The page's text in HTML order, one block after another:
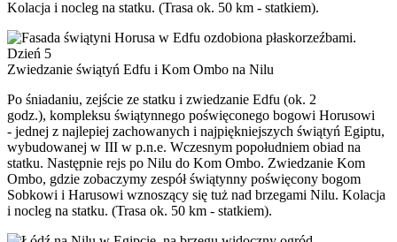
Kolacja i nocleg na statku. (Trasa ok. 50 km - statkiem).
Dzień 5
Zwiedzanie świątyń Edfu i Kom Ombo na Nilu
Po śniadaniu, zejście ze statku i zwiedzanie Edfu (ok. 2
godz.), kompleksu świątynnego poświęconego bogowi Horusowi
- jednej z najlepiej zachowanych i najpiękniejszych świątyń Egiptu,
wybudowanej w III w p.n.e. Wczesnym popołudniem obiad na
statku. Następnie rejs po Nilu do Kom Ombo. Zwiedzanie Kom
Ombo, gdzie zobaczymy zespół świątynny poświęcony bogom
Sobkowi i Harusowi wznoszący się tuż nad brzegami Nilu. Kolacja
i nocleg na statku. (Trasa ok. 50 km - statkiem).